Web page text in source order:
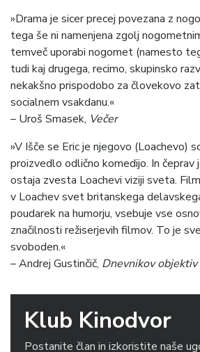
»Drama je sicer precej povezana z
tega še ni namenjena zgolj
temveč uporabi nogomet (namesto
tudi kaj drugega, recimo, skupinsko
nekakšno prispodobo za človekovo
socialnem vsakdanu.«
– Uroš Smasek, Večer
»V Išče se Eric je njegovo (Loachevo)
proizvedlo odlično komedijo. In čeprav
ostaja zvesta Loachevi viziji sveta.
v Loachev svet britanskega
poudarek na humorju, vsebuje vse
značilnosti režiserjevih filmov. To je
svoboden.«
– Andrej Gustinčič, Dnevnikov objektiv
Klub Kinodvor
Postanite član in izkoristite naše